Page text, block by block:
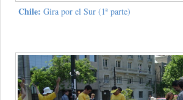
Chile: Gira por el Sur (1ª parte)